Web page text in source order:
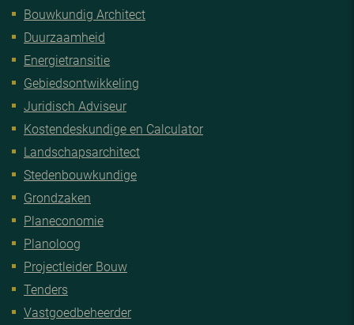
Bouwkundig Architect
Duurzaamheid
Energietransitie
Gebiedsontwikkeling
Juridisch Adviseur
Kostendeskundige en Calculator
Landschapsarchitect
Stedenbouwkundige
Grondzaken
Planeconomie
Planoloog
Projectleider Bouw
Tenders
Vastgoedbeheerder